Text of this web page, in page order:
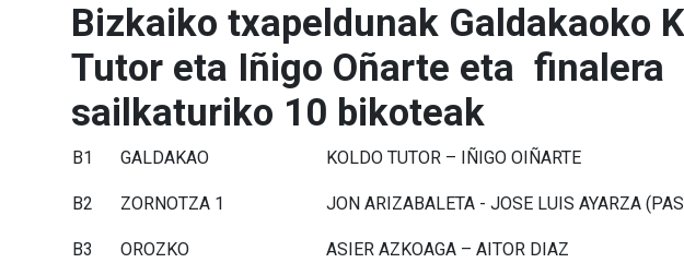
Bizkaiko txapeldunak Galdakaoko
Tutor eta Iñigo Oñarte eta finalera
sailkaturiko 10 bikoteak
B1 GALDAKAO KOLDO TUTOR – IÑIGO OIÑARTE
B2 ZORNOTZA 1 JON ARIZABALETA - JOSE LUIS AYARZA
B3 OROZKO ASIER AZKOAGA – AITOR DIAZ